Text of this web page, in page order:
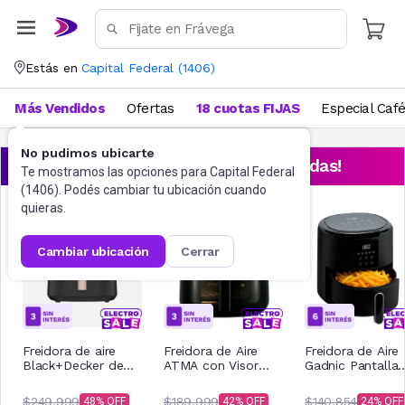
Estás en Capital Federal (1406)
No pudimos ubicarte
Te mostramos las opciones para Capital Federal
(1406). Podés cambiar tu ubicación cuando
quieras.
cambiar ubicación cerrar
Más Vendidos Ofertas 18 cuotas FIJAS Especial Café
¡Aprovechá las ofertas destacadas!
Freidora de aire
Black+Decker de
1BDAR
$249.999 48
Freidora de Aire
ATMA con Visor
Negro
$189.999 42
Freidora de Aire
Gadnic Pantalla
litros
$140.854 24